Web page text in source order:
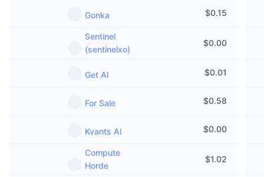
Gonka $0.15
Sentinel
(sentinelxo)
$0.00
Get AI $0.01
For Sale $0.58
Kvants AI $0.00
Compute
Horde
$1.02